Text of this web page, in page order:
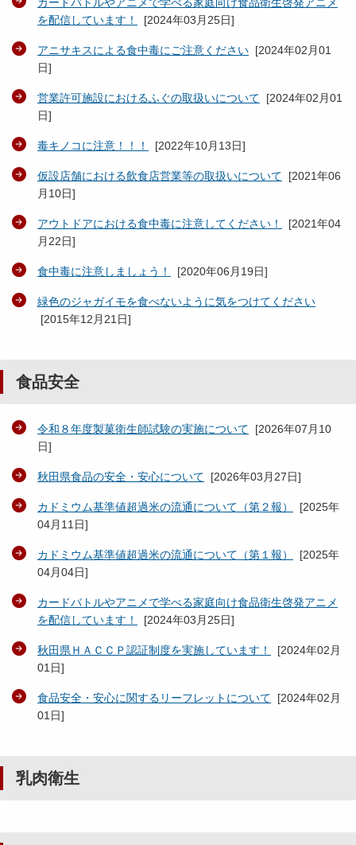
を配信しています！
[2024年03月25日]
アニサキスによる食中毒にご注意ください [2024年02月01
日]
営業許可施設におけるふぐの取扱いについて [2024年02月01
日]
毒キノコに注意！！！ [2022年10月13日]
仮設店舗における飲食店営業等の取扱いについて [2021年06
月10日]
アウトドアにおける食中毒に注意してください！ [2021年04
月22日]
食中毒に注意しましょう！ [2020年06月19日]
緑色のジャガイモを食べないように気をつけてください
[2015年12月21日]
食品安全
令和８年度製菓衛生師試験の実施について [2026年07月10
日]
秋田県食品の安全・安心について [2026年03月27日]
カドミウム基準値超過米の流通について（第２報） [2025年
04月11日]
カドミウム基準値超過米の流通について（第１報） [2025年
04月04日]
カードバトルやアニメで学べる家庭向け食品衛生啓発アニメ
を配信しています！
[2024年03月25日]
秋田県ＨＡＣＣＰ認証制度を実施しています！ [2024年02月
01日]
食品安全・安心に関するリーフレットについて [2024年02月
01日]
乳肉衛生